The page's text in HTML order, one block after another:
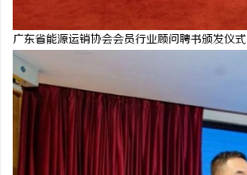
广东省能源运销协会会员行业顾问聘书颁发仪式